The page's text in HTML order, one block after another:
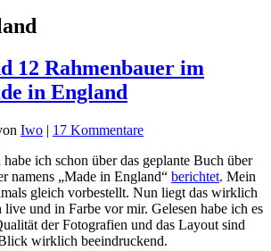
12 Rahmenbauer im
in England
Iwo | 17 Kommentarezu
Seiten
und
12
Rahmenbauer
im
Quadrat:
ich schon über das geplante Buch über
namens „Made in England“ berichtet. Mein
gleich vorbestellt. Nun liegt das wirklich
und in Farbe vor mir. Gelesen habe ich es
der Fotografien und das Layout sind
wirklich beeindruckend.